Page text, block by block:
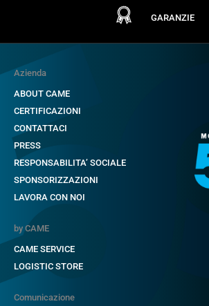
GARANZIE
Azienda
ABOUT CAME
CERTIFICAZIONI
CONTATTACI
PRESS
RESPONSABILITA’ SOCIALE
SPONSORIZZAZIONI
LAVORA CON NOI
by CAME
CAME SERVICE
LOGISTIC STORE
Comunicazione